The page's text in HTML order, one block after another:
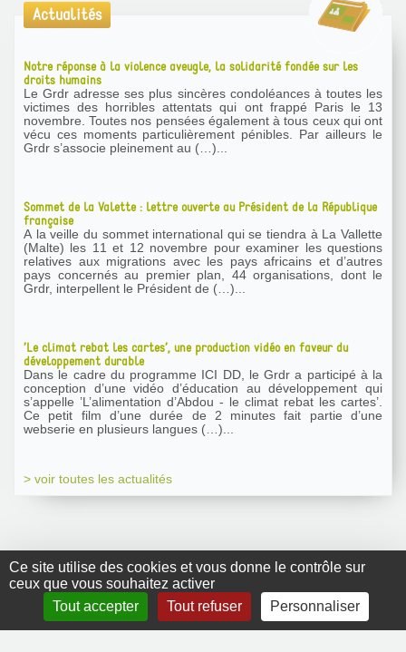
Ce site utilise des cookies et vous donne le contrôle sur
ceux que vous souhaitez activer
Tout accepter
Tout refuser Personnaliser
Actualités
Notre réponse à la violence aveugle, la solidarité fondée sur les
droits humains
Le Grdr adresse ses plus sincères condoléances à toutes les
victimes des horribles attentats qui ont frappé Paris le 13
novembre. Toutes nos pensées également à tous ceux qui ont
vécu ces moments particulièrement pénibles. Par ailleurs le
Grdr s’associe pleinement au (…)...
Sommet de la Valette : lettre ouverte au Président de la République
française
A la veille du sommet international qui se tiendra à La Vallette
(Malte) les 11 et 12 novembre pour examiner les questions
relatives aux migrations avec les pays africains et d’autres
pays concernés au premier plan, 44 organisations, dont le
Grdr, interpellent le Président de (…)...
’Le climat rebat les cartes’, une production vidéo en faveur du
développement durable
Dans le cadre du programme ICI DD, le Grdr a participé à la
conception d’une vidéo d’éducation au développement qui
s’appelle ’L’alimentation d’Abdou - le climat rebat les cartes’.
Ce petit film d’une durée de 2 minutes fait partie d’une
webserie en plusieurs langues (…)...
> voir toutes les actualités
GRDR Copyright
2010 |RSS|Plan du site|Mentions légales|Contact